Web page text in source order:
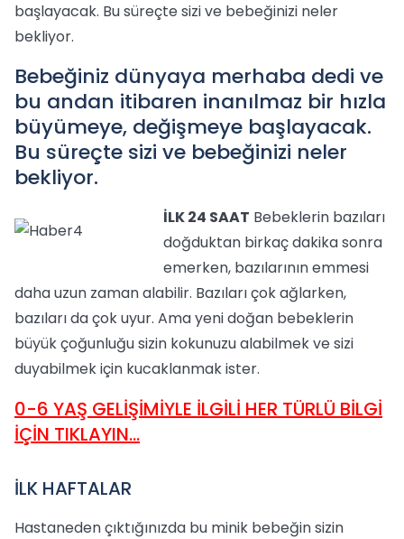
başlayacak. Bu süreçte sizi ve bebeğinizi neler
bekliyor.
Bebeğiniz dünyaya merhaba dedi ve
bu andan itibaren inanılmaz bir hızla
büyümeye, değişmeye başlayacak.
Bu süreçte sizi ve bebeğinizi neler
bekliyor.
İLK 24 SAAT Bebeklerin bazıları
doğduktan birkaç dakika sonra
emerken, bazılarının emmesi
daha uzun zaman alabilir. Bazıları çok ağlarken,
bazıları da çok uyur. Ama yeni doğan bebeklerin
büyük çoğunluğu sizin kokunuzu alabilmek ve sizi
duyabilmek için kucaklanmak ister.
0-6 YAŞ GELİŞİMİYLE İLGİLİ HER TÜRLÜ BİLGİ
İÇİN TIKLAYIN...
İLK HAFTALAR
Hastaneden çıktığınızda bu minik bebeğin sizin